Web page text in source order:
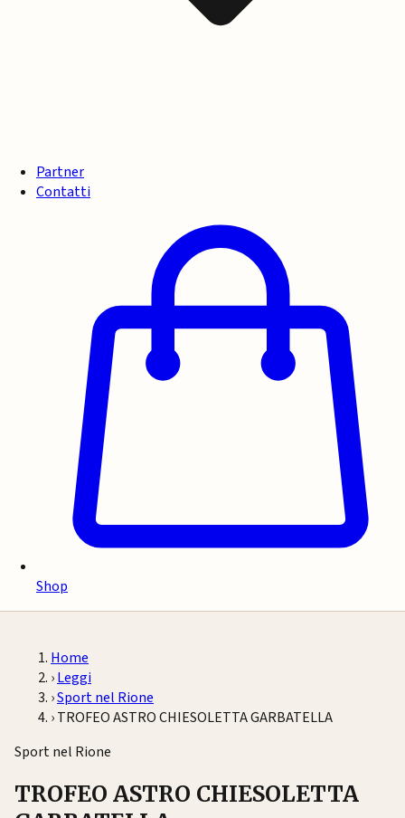
Partner
Contatti
Shop
Home
›Leggi
›Sport nel Rione
›TROFEO ASTRO CHIESOLETTA GARBATELLA
Sport nel Rione
TROFEO ASTRO CHIESOLETTA